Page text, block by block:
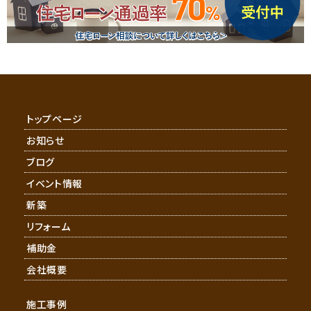
トップページ
お知らせ
ブログ
イベント情報
新築
リフォーム
補助金
会社概要
施工事例